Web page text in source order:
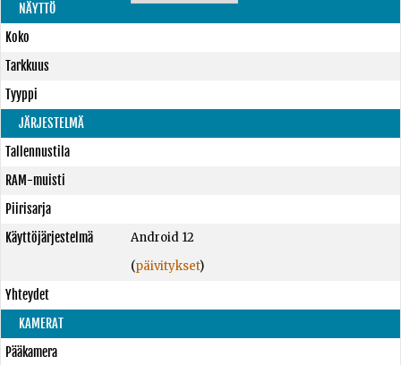
NÄYTTÖ
Koko
Tarkkuus
Tyyppi
JÄRJESTELMÄ
Tallennustila
RAM-muisti
Piirisarja
Käyttöjärjestelmä
Android 12
(päivitykset)
Yhteydet
KAMERAT
Pääkamera